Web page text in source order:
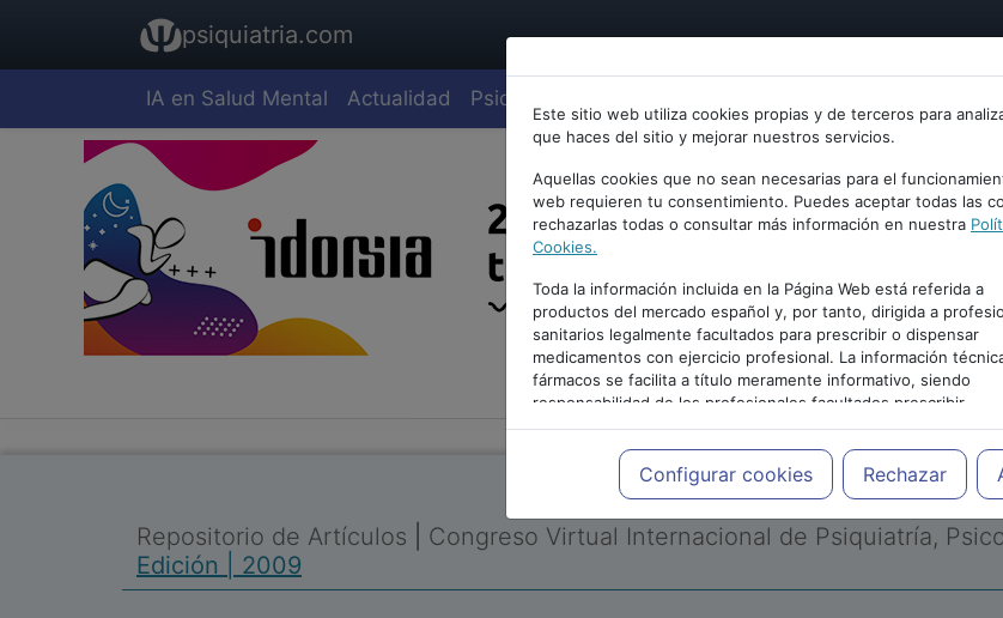
psiquiatria.com
IA en Salud Mental Actualidad Psiquiatría
Este sitio web utiliza cookies propias y de terceros para
que haces del sitio y mejorar nuestros servicios.
Aquellas cookies que no sean necesarias para el
web requieren tu consentimiento. Puedes aceptar todas las
rechazarlas todas o consultar más información en nuestra
Cookies.
Toda la información incluida en la Página Web está referida a
productos del mercado español y, por tanto, dirigida a
sanitarios legalmente facultados para prescribir o dispensar
medicamentos con ejercicio profesional. La información
fármacos se facilita a título meramente informativo, siendo
responsabilidad de los profesionales facultados prescribir
medicamentos y decidir, en cada caso concreto, el
adecuado a las necesidades del paciente.
Configurar cookies Rechazar
PUBLICIDAD
Repositorio de Artículos Congreso Virtual Internacional de Psiquiatría,
Edición | 2009